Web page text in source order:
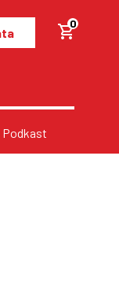
0
Podkast